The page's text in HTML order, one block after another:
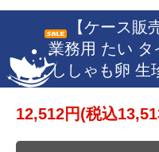
【ケース販
業務用 たい タ
ししゃも卵 生
12,512円(税込